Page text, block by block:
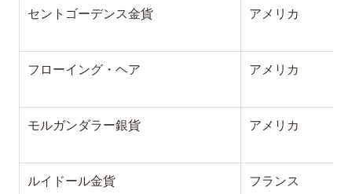
セントゴーデンス金貨 アメリカ
フローイング・ヘア アメリカ
モルガンダラー銀貨 アメリカ
ルイドール金貨 フランス